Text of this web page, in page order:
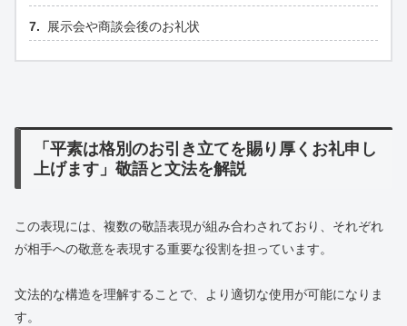
展示会や商談会後のお礼状
「平素は格別のお引き立てを賜り厚くお礼申し
上げます」敬語と文法を解説
この表現には、複数の敬語表現が組み合わされており、それぞれ
が相手への敬意を表現する重要な役割を担っています。
文法的な構造を理解することで、より適切な使用が可能になりま
す。